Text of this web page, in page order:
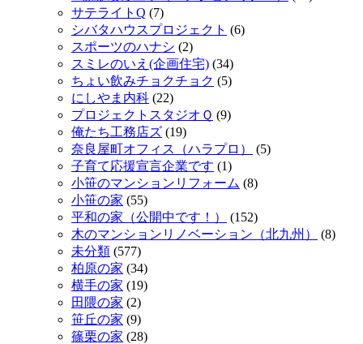
サテライトQ (7)
シバタハウスプロジェクト (6)
スポーツのハナシ (2)
スミレのいえ(企画住宅) (34)
ちょい飲みチョクチョク (5)
にしやま内科 (22)
プロジェクトスタジオＱ (9)
俺たち工務店ズ (19)
奈良屋町オフィス（ハラプロ）
(5)
子育て応援宣言企業です (1)
小笹のマンションリフォーム (8)
小笹の家 (55)
平和の家（公開中です！）
(152)
木のマンションリノベーション（北九州）
(8)
未分類 (577)
柏原の家 (34)
横手の家 (19)
田隈の家 (2)
笹丘の家 (9)
篠栗の家 (28)